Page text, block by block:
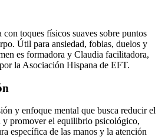
toques físicos suaves sobre puntos
Útil para ansiedad, fobias, duelos y
es formadora y Claudia facilitadora,
la Asociación Hispana de EFT.
y enfoque mental que busca reducir el
y promover el equilibrio psicológico,
específica de las manos y la atención